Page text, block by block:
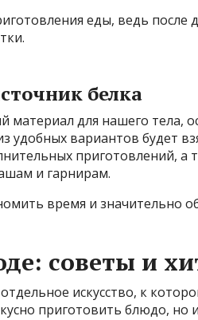
еды, ведь после
белка
для нашего тела,
удобных вариантов будет
приготовлений, а
и гарнирам.
время и значительно
советы и
искусство, к
приготовить блюдо, но